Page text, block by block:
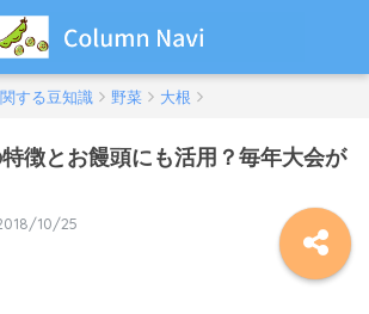
する豆知識 野菜 大根
徴とお饅頭にも活用？毎年大会が
10/25